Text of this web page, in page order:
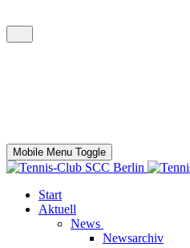
Mobile Menu Toggle
Start
Aktuell
News
Newsarchiv